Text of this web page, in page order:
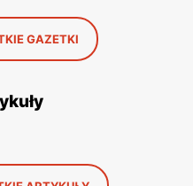
GAZETKI